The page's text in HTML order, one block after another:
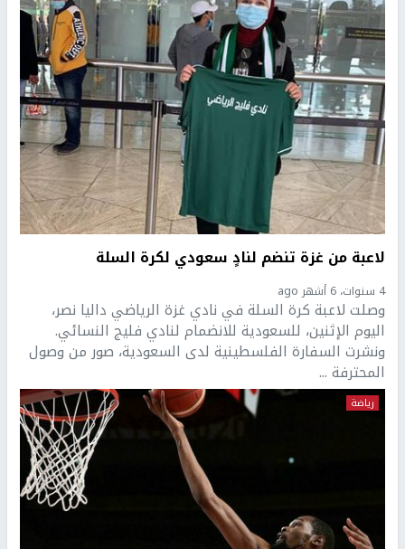
لاعبة من غزة تنضم لنادٍ سعودي لكرة السلة
4 سنوات، 6 أشهر ago
وصلت لاعبة كرة السلة في نادي غزة الرياضي داليا نصر،
اليوم الإثنين، للسعودية للانضمام لنادي فليج النسائي.
ونشرت السفارة الفلسطينية لدى السعودية، ‏صور من وصول
المحترفة ...
رياضة